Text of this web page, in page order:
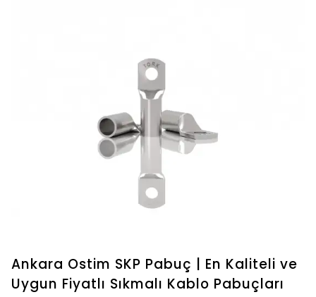
Ankara Ostim SKP Pabuç | En Kaliteli ve
Uygun Fiyatlı Sıkmalı Kablo Pabuçları